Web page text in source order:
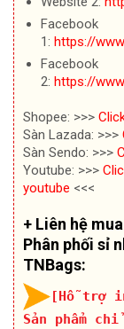
Facebook
1: https://
Facebook
2: https://
Shopee: >>>
Sàn Lazada: >>>
Sàn Sendo: >>>
Youtube: >>>
youtube <<<
+ Liên hệ
Phân phối sỉ
TNBags:
[Hỗ trợ
Sản phẩm